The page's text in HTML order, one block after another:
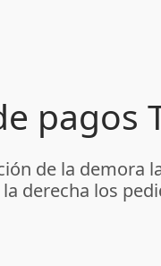
pagos
de la demora
derecha los